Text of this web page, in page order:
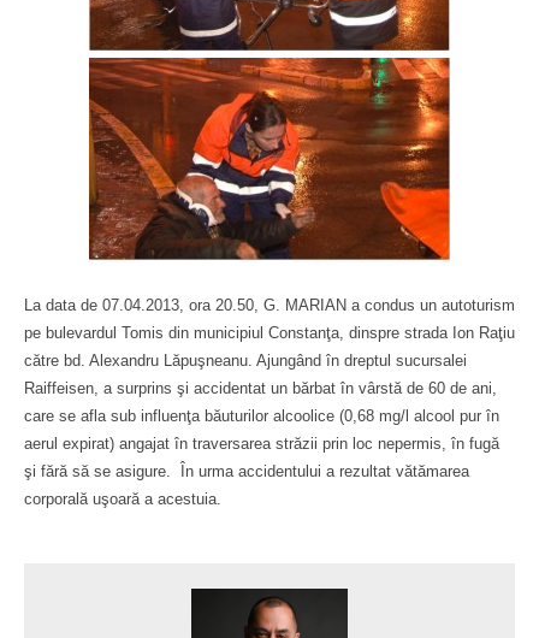
La data de 07.04.2013, ora 20.50, G. MARIAN a condus un autoturism
pe bulevardul Tomis din municipiul Constanţa, dinspre strada Ion Raţiu
către bd. Alexandru Lăpuşneanu. Ajungând în dreptul sucursalei
Raiffeisen, a surprins şi accidentat un bărbat în vârstă de 60 de ani,
care se afla sub influenţa băuturilor alcoolice (0,68 mg/l alcool pur în
aerul expirat) angajat în traversarea străzii prin loc nepermis, în fugă
şi fără să se asigure. În urma accidentului a rezultat vătămarea
corporală uşoară a acestuia.